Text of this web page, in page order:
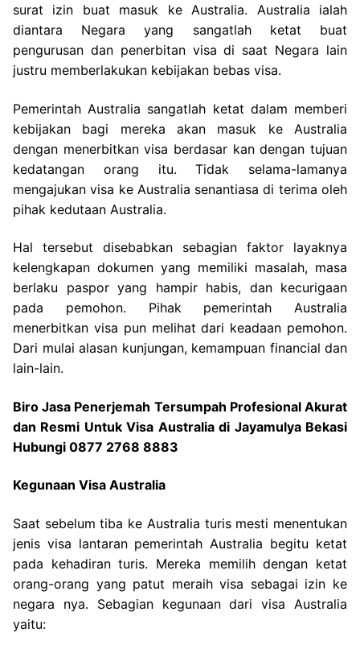
surat izin buat masuk ke Australia. Australia ialah
diantara Negara yang sangatlah ketat buat
pengurusan dan penerbitan visa di saat Negara lain
justru memberlakukan kebijakan bebas visa.
Pemerintah Australia sangatlah ketat dalam memberi
kebijakan bagi mereka akan masuk ke Australia
dengan menerbitkan visa berdasar kan dengan tujuan
kedatangan orang itu. Tidak selama-lamanya
mengajukan visa ke Australia senantiasa di terima oleh
pihak kedutaan Australia.
Hal tersebut disebabkan sebagian faktor layaknya
kelengkapan dokumen yang memiliki masalah, masa
berlaku paspor yang hampir habis, dan kecurigaan
pada pemohon. Pihak pemerintah Australia
menerbitkan visa pun melihat dari keadaan pemohon.
Dari mulai alasan kunjungan, kemampuan financial dan
lain-lain.
Biro Jasa Penerjemah Tersumpah Profesional Akurat
dan Resmi Untuk Visa Australia di Jayamulya Bekasi
Hubungi 0877 2768 8883
Kegunaan Visa Australia
Saat sebelum tiba ke Australia turis mesti menentukan
jenis visa lantaran pemerintah Australia begitu ketat
pada kehadiran turis. Mereka memilih dengan ketat
orang-orang yang patut meraih visa sebagai izin ke
negara nya. Sebagian kegunaan dari visa Australia
yaitu: